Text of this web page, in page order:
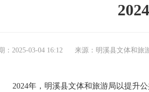
：2025-03-04 16:12 来源：明溪县文体和旅
2024年，明溪县文体和旅游局以提升